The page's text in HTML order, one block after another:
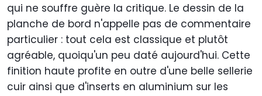
qui ne souffre guère la critique. Le dessin de la
planche de bord n'appelle pas de commentaire
particulier : tout cela est classique et plutôt
agréable, quoiqu'un peu daté aujourd'hui. Cette
finition haute profite en outre d'une belle sellerie
cuir ainsi que d'inserts en aluminium sur les